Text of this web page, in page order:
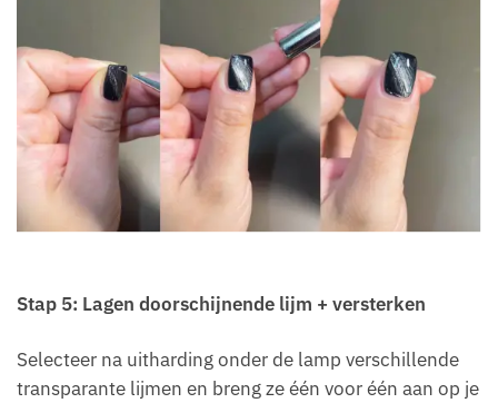
Stap 5: Lagen doorschijnende lijm + versterken
Selecteer na uitharding onder de lamp verschillende
transparante lijmen en breng ze één voor één aan op je